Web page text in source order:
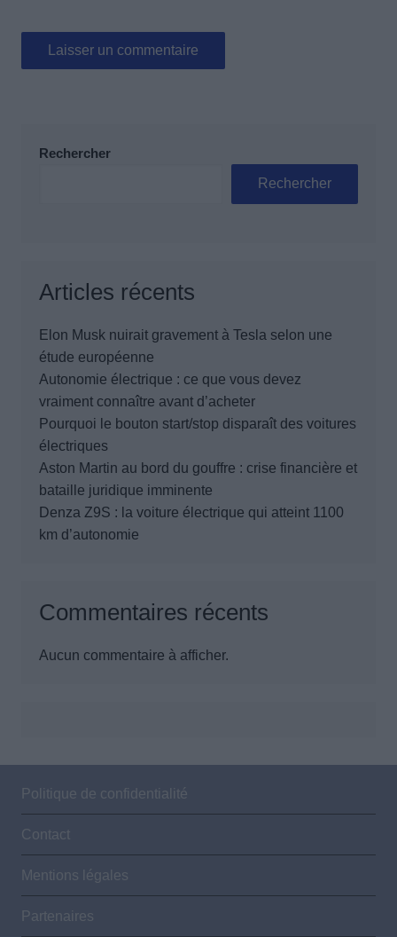
Rechercher
Rechercher
Articles récents
Elon Musk nuirait gravement à Tesla selon une
étude européenne
Autonomie électrique : ce que vous devez
vraiment connaître avant d’acheter
Pourquoi le bouton start/stop disparaît des voitures
électriques
Aston Martin au bord du gouffre : crise financière et
bataille juridique imminente
Denza Z9S : la voiture électrique qui atteint 1100
km d’autonomie
Commentaires récents
Aucun commentaire à afficher.
Politique de confidentialité
Contact
Mentions légales
Partenaires